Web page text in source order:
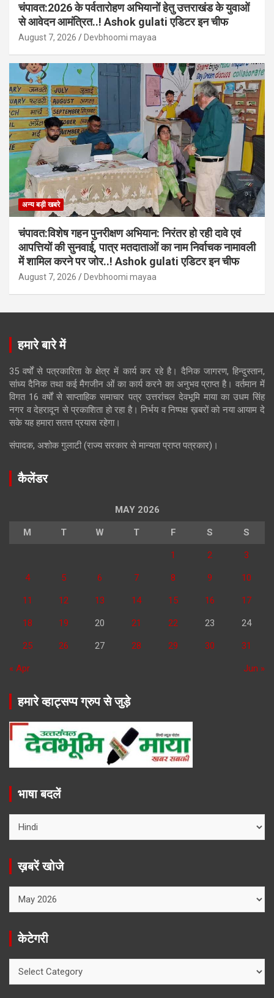
चंपावत:2026 के पर्वतारोहण अभियानों हेतु उत्तराखंड के युवाओं
से आवेदन आमंत्रित..! Ashok gulati एडिटर इन चीफ
August 7, 2026 Devbhoomi mayaa
अन्य बड़ी खबरे
चंपावत:विशेष गहन पुनरीक्षण अभियान: निरंतर हो रही दावे एवं
आपत्तियों की सुनवाई, पात्र मतदाताओं का नाम निर्वाचक नामावली
में शामिल करने पर जोर..! Ashok gulati एडिटर इन चीफ
August 7, 2026 Devbhoomi mayaa
हमारे बारे में
35 वर्षों से पत्रकारिता के क्षेत्र में कार्य कर रहे है। दैनिक जागरण, हिन्दुस्तान,
सांध्य दैनिक तथा कई मैगजीन ओं का कार्य करने का अनुभव प्राप्त है। वर्तमान में
विगत 16 वर्षों से साप्ताहिक समाचार पत्र उत्तरांचल देवभूमि माया का उधम सिंह
नगर व देहरादून से प्रकाशिता हो रहा है। निर्भय व निष्पक्ष ख़बरों को नया आयाम दे
सके यह हमारा सतत्त प्रयास रहेगा।
संपादक, अशोक गुलाटी (राज्य सरकार से मान्यता प्राप्त पत्रकार)।
कैलेंडर
MAY 2026
M T W T F S S
1 2 3
4 5 6 7 8 9 10
11 12 13 14 15 16 17
18 19 20 21 22 23 24
25 26 27 28 29 30 31
« Apr Jun »
हमारे व्हाट्सप्प ग्रुप से जुड़े
भाषा बदलें
ख़बरें खोजे
खोजे
केटेगरी